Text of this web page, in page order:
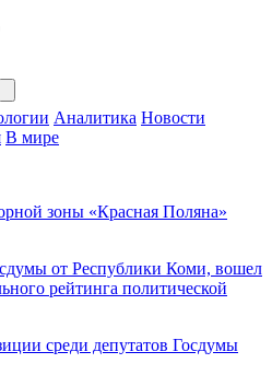
Аналитика Новости
В мире
зоны «Красная Поляна»
от Республики Коми, вошел
рейтинга политической
среди депутатов Госдумы